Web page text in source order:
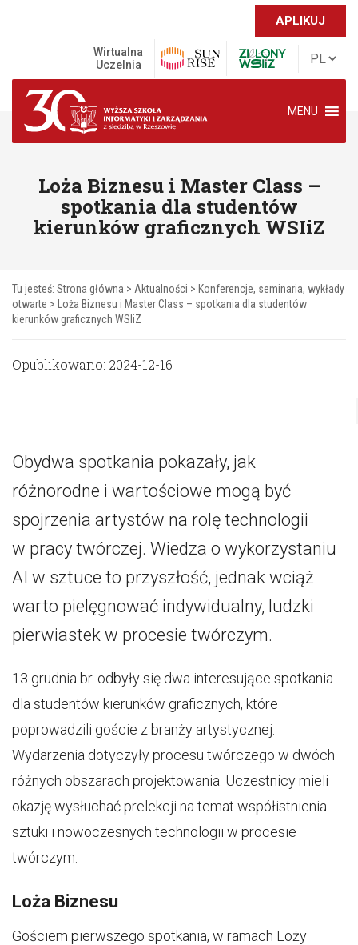
APLIKUJ
Wirtualna
Uczelnia
MENU
Loża Biznesu i Master Class –
spotkania dla studentów
kierunków graficznych WSIiZ
Tu jesteś: Strona główna > Aktualności > Konferencje, seminaria, wykłady
otwarte >
Loża Biznesu i Master Class – spotkania dla studentów
kierunków graficznych WSIiZ
Opublikowano: 2024-12-16
Obydwa spotkania pokazały, jak
różnorodne i wartościowe mogą być
spojrzenia artystów na rolę technologii
w pracy twórczej. Wiedza o wykorzystaniu
AI w sztuce to przyszłość, jednak wciąż
warto pielęgnować indywidualny, ludzki
pierwiastek w procesie twórczym.
13 grudnia br. odbyły się dwa interesujące spotkania
dla studentów kierunków graficznych, które
poprowadzili goście z branży artystycznej.
Wydarzenia dotyczyły procesu twórczego w dwóch
różnych obszarach projektowania. Uczestnicy mieli
okazję wysłuchać prelekcji na temat współistnienia
sztuki i nowoczesnych technologii w procesie
twórczym.
Loża Biznesu
Gościem pierwszego spotkania, w ramach Loży